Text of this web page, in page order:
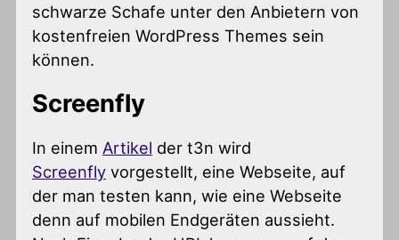
schwarze Schafe unter den Anbietern von
kostenfreien WordPress Themes sein
können.
Screenfly
In einem Artikel der t3n wird
Screenfly vorgestellt, eine Webseite, auf
der man testen kann, wie eine Webseite
denn auf mobilen Endgeräten aussieht.